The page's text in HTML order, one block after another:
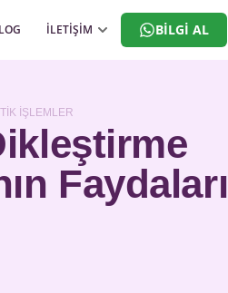
İLETİŞİM BILGI AL
İŞLEMLER
Faydaları